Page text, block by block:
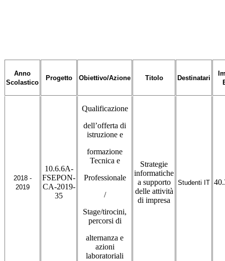
Anno
Scolastico
Progetto Obiettivo/Azione Titolo Destinatari
2018 -
2019
10.6.6A-
FSEPON-
CA-2019-
35
Qualificazione
dell’offerta di
istruzione e
formazione
Tecnica e
Professionale
/
Stage/tirocini,
percorsi di
alternanza e
azioni
laboratoriali
Strategie
informatiche
a supporto
delle attività
di impresa
Studenti IT